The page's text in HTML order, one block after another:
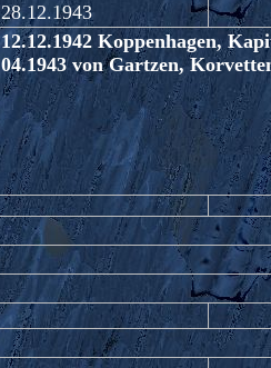
28.12.1943
12.12.1942 Koppenhagen,
04.1943 von Gartzen,